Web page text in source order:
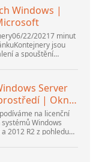
Windows |
22/20217 minut
jsou
a spouštění
prostředí a v...
Server
| Okna
na licenční
Windows
2012 R2 z pohledu
o pravidle...